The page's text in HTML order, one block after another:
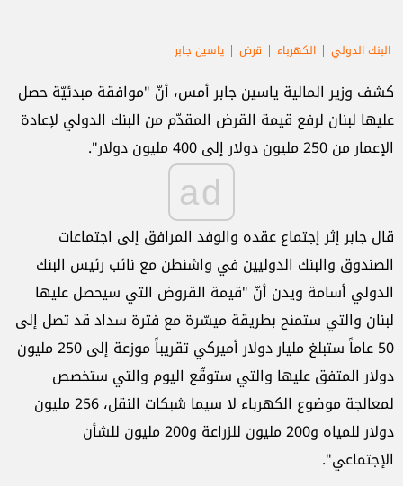
البنك الدولي الكهرباء قرض ياسين جابر
كشف وزير المالية ياسين جابر أمس، أنّ "موافقة مبدئيّة حصل
عليها لبنان لرفع قيمة القرض المقدّم من البنك الدولي لإعادة
الإعمار من 250 مليون دولار إلى 400 مليون دولار".
ad
قال جابر إثر إجتماع عقده والوفد المرافق إلى اجتماعات
الصندوق والبنك الدوليين في واشنطن مع نائب رئيس البنك
الدولي أسامة ويدن أنّ "قيمة القروض التي سيحصل عليها
لبنان والتي ستمنح بطريقة ميسّرة مع فترة سداد قد تصل إلى
50 عاماً ستبلغ مليار دولار أميركي تقريباً موزعة إلى 250 مليون
دولار المتفق عليها والتي ستوقّع اليوم والتي ستخصص
لمعالجة موضوع الكهرباء لا سيما شبكات النقل، 256 مليون
دولار للمياه و200 مليون للزراعة و200 مليون للشأن
الإجتماعي".